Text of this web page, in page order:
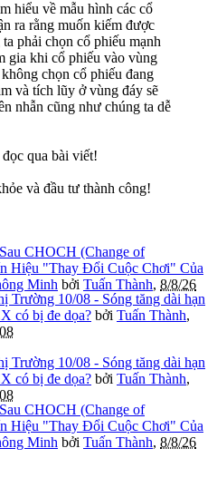
hiểu về mẫu hình các cổ
ra rằng muốn kiếm được
phải chọn cổ phiếu mạnh
gia khi cổ phiếu vào vùng
chọn cổ phiếu đang
và tích lũy ở vùng đáy sẽ
nhẫn cũng như chúng ta dễ
qua bài viết!
và đầu tư thành công!
CHOCH (Change of
Hiệu "Thay Đổi Cuộc Chơi" Của
Minh bởi Tuấn Thành, 8/8/26
Trường 10/08 - Sóng tăng dài hạn
có bị đe dọa? bởi Tuấn Thành,
Trường 10/08 - Sóng tăng dài hạn
có bị đe dọa? bởi Tuấn Thành,
CHOCH (Change of
Hiệu "Thay Đổi Cuộc Chơi" Của
Minh bởi Tuấn Thành, 8/8/26